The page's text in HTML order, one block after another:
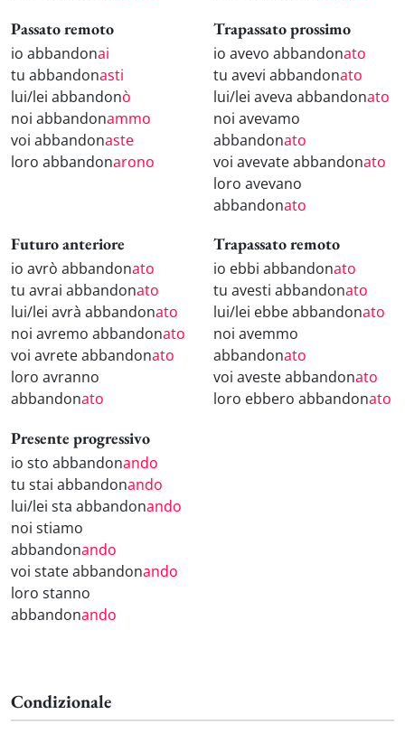
Passato remoto
io abbandonai
tu abbandonasti
lui/lei abbandonò
noi abbandonammo
voi abbandonaste
loro abbandonarono
Trapassato prossimo
io avevo abbandonato
tu avevi abbandonato
lui/lei aveva abbandonato
noi avevamo
abbandonato
voi avevate abbandonato
loro avevano
abbandonato
Futuro anteriore
io avrò abbandonato
tu avrai abbandonato
lui/lei avrà abbandonato
noi avremo abbandonato
voi avrete abbandonato
loro avranno
abbandonato
Trapassato remoto
io ebbi abbandonato
tu avesti abbandonato
lui/lei ebbe abbandonato
noi avemmo
abbandonato
voi aveste abbandonato
loro ebbero abbandonato
Presente progressivo
io sto abbandonando
tu stai abbandonando
lui/lei sta abbandonando
noi stiamo
abbandonando
voi state abbandonando
loro stanno
abbandonando
Condizionale